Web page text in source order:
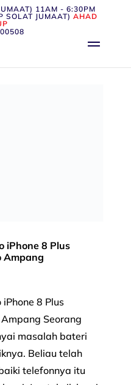
11AM - 6:30PM
SOLAT JUMAAT) AHAD
iPhone 8 Plus
Ampang
8 Plus
Seorang
masalah bateri
Beliau telah
telefonnya itu